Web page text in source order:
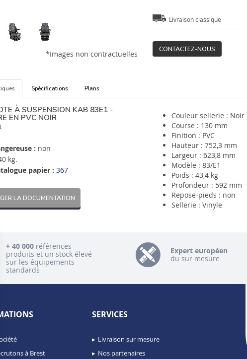
*Images non contractuelles
Livraison classique
CONTACTEZ-NOUS
Spécifications Plans
À SUSPENSION KAB 83E1 -
EN PVC NOIR
: non
kg.
papier : 367
LA DOCUMENTATION
Couleur sellerie : Noir
Course : 130 mm
Finition : PVC
Hauteur : 752,3 mm
Largeur : 623,8 mm
Modèle : 83/E1
Poids : 43,4 kg
Profondeur : 592 mm
Repose-pieds : non
Sellerie : Vinyle
+ 40 000 références
produits et un stock élevé
sur les équipements
standards
Expert européen
du sur mesure
à Brest
SERVICES
Livraison sur mesure
Nos partenaires